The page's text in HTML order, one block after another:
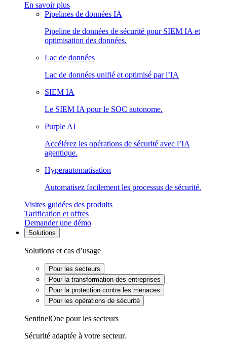
En savoir plus
Pipelines de données IA
Pipeline de données de sécurité pour SIEM IA et
optimisation des données.
Lac de données
Lac de données unifié et optimisé par l’IA
SIEM IA
Le SIEM IA pour le SOC autonome.
Purple AI
Accélérez les opérations de sécurité avec l’IA
agentique.
Hyperautomatisation
Automatisez facilement les processus de sécurité.
Visites guidées des produits
Tarification et offres
Demander une démo
Solutions
Solutions et cas d’usage
Pour les secteurs
Pour la transformation des entreprises
Pour la protection contre les menaces
Pour les opérations de sécurité
SentinelOne pour les secteurs
Sécurité adaptée à votre secteur.